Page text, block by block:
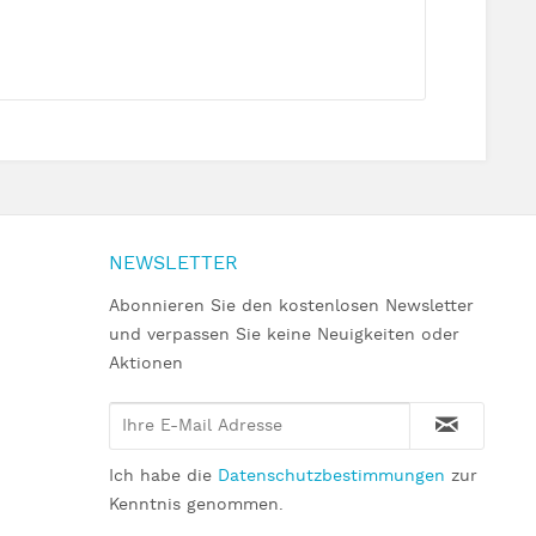
NEWSLETTER
Abonnieren Sie den kostenlosen Newsletter
und verpassen Sie keine Neuigkeiten oder
Aktionen
Ich habe die Datenschutzbestimmungen zur
Kenntnis genommen.